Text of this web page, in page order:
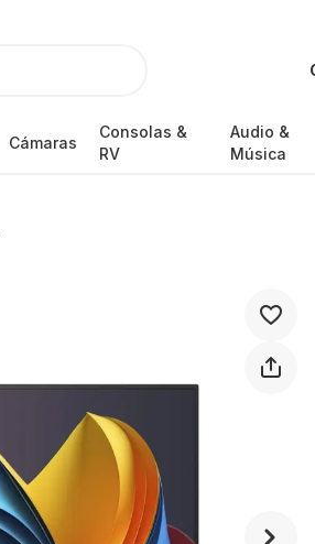
Cámaras
Consolas &
RV
Audio &
Música